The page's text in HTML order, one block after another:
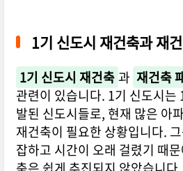
1기 신도시 재건축과 재
1기 신도시 재건축과 재건축
관련이 있습니다. 1기 신도시
발된 신도시들로, 현재 많은 아
재건축이 필요한 상황입니다.
잡하고 시간이 오래 걸렸기 때